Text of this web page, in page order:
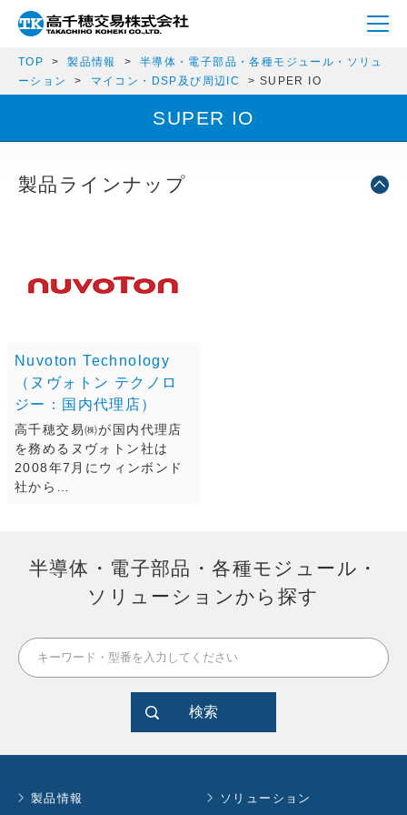
TOP 製品情報
半導体・電子部品・各種モジュール・ソリュ
ーション
マイコン・DSP及び周辺IC SUPER IO
SUPER IO
製品ラインナップ
Nuvoton Technology
（ヌヴォトン テクノロ
ジー：国内代理店）
高千穂交易㈱が国内代理店
を務めるヌヴォトン社は
2008年7月にウィンボンド
社から…
半導体・電子部品・各種モジュール・
ソリューションから探す
検索
製品情報 ソリューション